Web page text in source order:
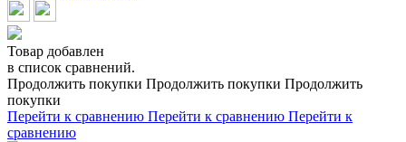
Товар добавлен
в список сравнений.
Продолжить покупки Продолжить покупки Продолжить
покупки
Перейти к сравнению Перейти к сравнению Перейти к
сравнению